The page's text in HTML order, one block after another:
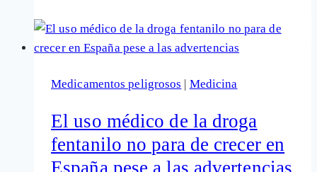
droga,
usada
sustituir
tabaco,
que
es
Medicamentos peligrosos Medicina
El uso médico de la droga
fentanilo no para de crecer en
España pese a las advertencias